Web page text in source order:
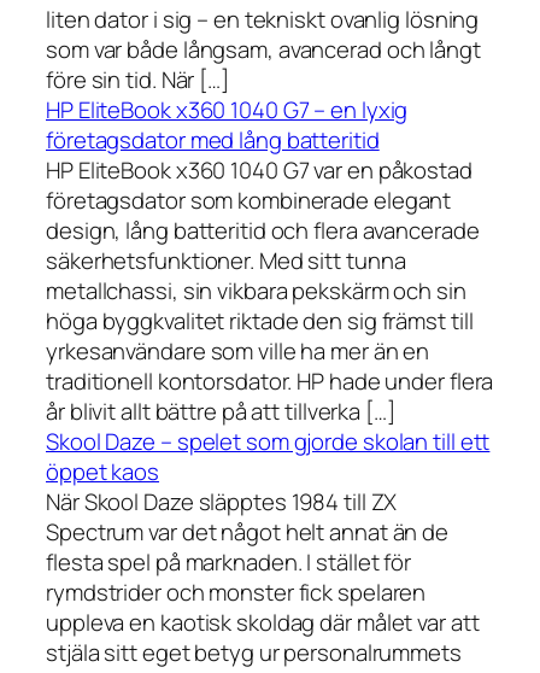
liten dator i sig – en tekniskt ovanlig lösning
som var både långsam, avancerad och långt
före sin tid. När […]
HP EliteBook x360 1040 G7 – en lyxig
företagsdator med lång batteritid
HP EliteBook x360 1040 G7 var en påkostad
företagsdator som kombinerade elegant
design, lång batteritid och flera avancerade
säkerhetsfunktioner. Med sitt tunna
metallchassi, sin vikbara pekskärm och sin
höga byggkvalitet riktade den sig främst till
yrkesanvändare som ville ha mer än en
traditionell kontorsdator. HP hade under flera
år blivit allt bättre på att tillverka […]
Skool Daze – spelet som gjorde skolan till ett
öppet kaos
När Skool Daze släpptes 1984 till ZX
Spectrum var det något helt annat än de
flesta spel på marknaden. I stället för
rymdstrider och monster fick spelaren
uppleva en kaotisk skoldag där målet var att
stjäla sitt eget betyg ur personalrummets